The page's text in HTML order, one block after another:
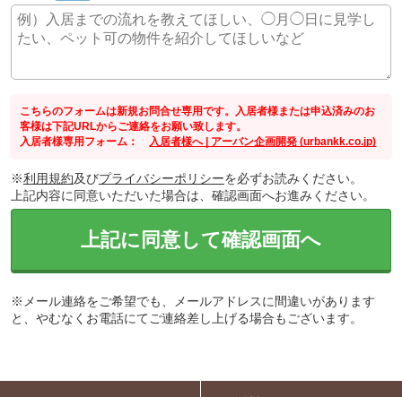
こちらのフォームは新規お問合せ専用です。入居者様または申込済みのお
客様は下記URLからご連絡をお願い致します。
入居者様専用フォーム： 入居者様へ | アーバン企画開発 (urbankk.co.jp)
※利用規約及びプライバシーポリシーを必ずお読みください。
上記内容に同意いただいた場合は、確認画面へお進みください。
上記に同意して確認画面へ
※メール連絡をご希望でも、メールアドレスに間違いがあります
と、やむなくお電話にてご連絡差し上げる場合もございます。